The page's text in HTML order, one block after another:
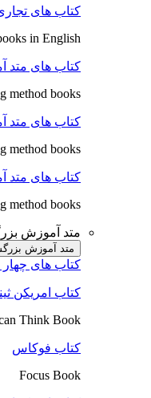
کتاب های
in English
کتاب های متد
method books
کتاب های متد
method books
کتاب های متد
method books
متد آموزش
متد آموزش
کتاب های چهار
کتاب امریکن
Think Book
کتاب فوکاس
Focus Book